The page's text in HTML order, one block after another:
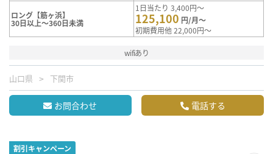
ロング【筋ヶ浜】
30日以上～360日未満
1日当たり 3,400円～
125,100 円/月～
初期費用他 22,000円～
wifiあり
山口県 下関市
お問合わせ 電話する
割引キャンペーン